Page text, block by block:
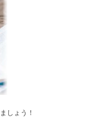
しょう！